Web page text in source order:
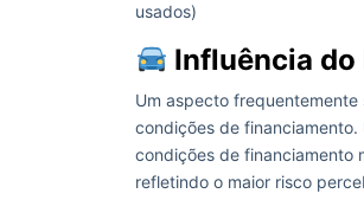
usados)
Influência
Um aspecto
condições de
condições de financiamento
refletindo o maior risco